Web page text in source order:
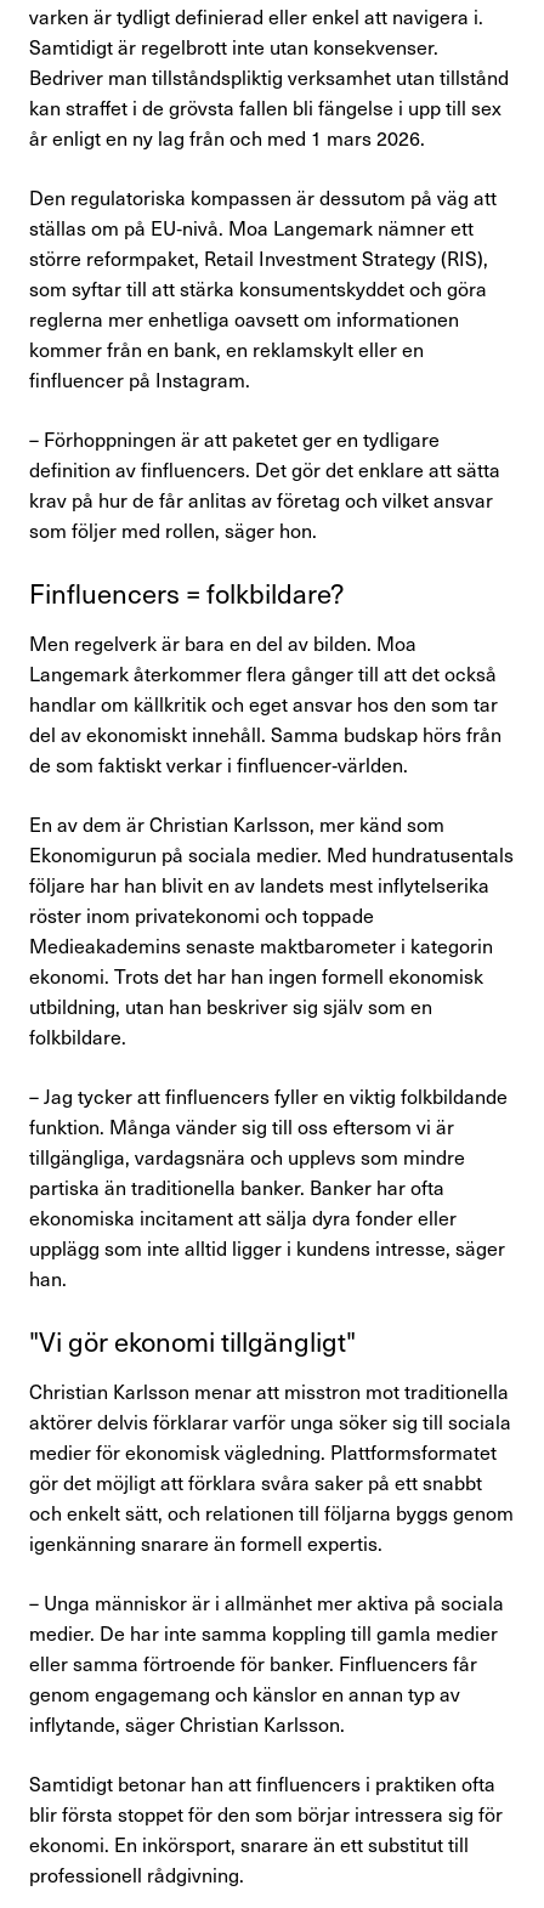
varken är tydligt definierad eller enkel att navigera i.
Samtidigt är regelbrott inte utan konsekvenser.
Bedriver man tillståndspliktig verksamhet utan tillstånd
kan straffet i de grövsta fallen bli fängelse i upp till sex
år enligt en ny lag från och med 1 mars 2026.
Den regulatoriska kompassen är dessutom på väg att
ställas om på EU‑nivå. Moa Langemark nämner ett
större reformpaket, Retail Investment Strategy (RIS),
som syftar till att stärka konsumentskyddet och göra
reglerna mer enhetliga oavsett om informationen
kommer från en bank, en reklamskylt eller en
finfluencer på Instagram.
– Förhoppningen är att paketet ger en tydligare
definition av finfluencers. Det gör det enklare att sätta
krav på hur de får anlitas av företag och vilket ansvar
som följer med rollen, säger hon.
Finflu­encers = folk­bil­dare?
Men regelverk är bara en del av bilden. Moa
Langemark återkommer flera gånger till att det också
handlar om källkritik och eget ansvar hos den som tar
del av ekonomiskt innehåll. Samma budskap hörs från
de som faktiskt verkar i finfluencer‑världen.
En av dem är Christian Karlsson, mer känd som
Ekonomigurun på sociala medier. Med hundratusentals
följare har han blivit en av landets mest inflytelserika
röster inom privatekonomi och toppade
Medieakademins senaste maktbarometer i kategorin
ekonomi. Trots det har han ingen formell ekonomisk
utbildning, utan han beskriver sig själv som en
folkbildare.
– Jag tycker att finfluencers fyller en viktig folkbildande
funktion. Många vänder sig till oss eftersom vi är
tillgängliga, vardagsnära och upplevs som mindre
partiska än traditionella banker. Banker har ofta
ekonomiska incitament att sälja dyra fonder eller
upplägg som inte alltid ligger i kundens intresse, säger
han.
"Vi gör ekonomi till­gäng­ligt"
Christian Karlsson menar att misstron mot traditionella
aktörer delvis förklarar varför unga söker sig till sociala
medier för ekonomisk vägledning. Plattformsformatet
gör det möjligt att förklara svåra saker på ett snabbt
och enkelt sätt, och relationen till följarna byggs genom
igenkänning snarare än formell expertis.
– Unga människor är i allmänhet mer aktiva på sociala
medier. De har inte samma koppling till gamla medier
eller samma förtroende för banker. Finfluencers får
genom engagemang och känslor en annan typ av
inflytande, säger Christian Karlsson.
Samtidigt betonar han att finfluencers i praktiken ofta
blir första stoppet för den som börjar intressera sig för
ekonomi. En inkörsport, snarare än ett substitut till
professionell rådgivning.